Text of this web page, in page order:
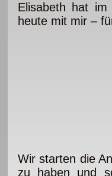
Elisabeth hat
heute mit mir –
Wir starten die
zu haben und